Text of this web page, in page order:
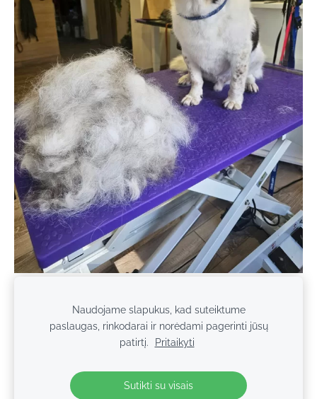
Slapukai
© 2026 Keturkojo Viltis. Studentų g. 13, Alytus, Lietuva.
Naudojame slapukus, kad suteiktume
paslaugas, rinkodarai ir norėdami pagerinti jūsų
patirtį.
Pritaikyti
Sutikti su visais